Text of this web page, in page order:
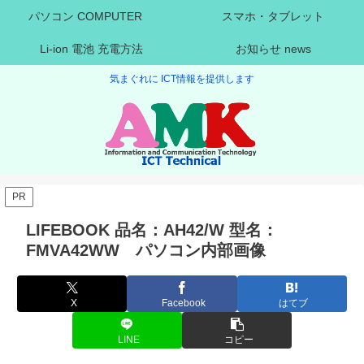
気まぐれに ICT情報を提供します
パソコン COMPUTER スマホ・タブレット
Li-ion 電池 充電方法 お知らせ news
PR
LIFEBOOK 品名：AH42/W 型名：
FMVA42WW パソコン内部画像
X Facebook はてブ
LINE コピー